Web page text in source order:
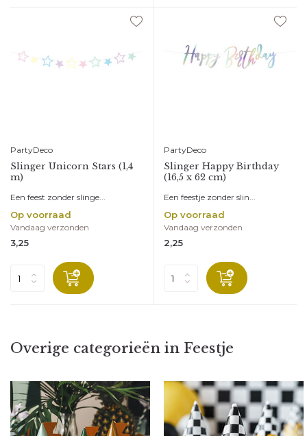
PartyDeco
Slinger Unicorn Stars (1,4
m)
Een feest zonder slinge...
Op voorraad
Vandaag verzonden
3,25
PartyDeco
Slinger Happy Birthday
(16,5 x 62 cm)
Een feestje zonder slin...
Op voorraad
Vandaag verzonden
2,25
Overige categorieën in Feestje